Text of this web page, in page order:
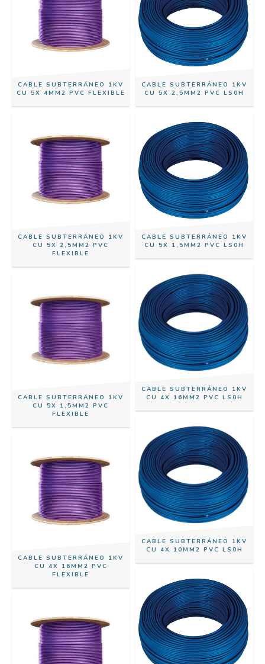
CABLE SUBTERRÁNEO 1KV
CU 5X 4MM2 PVC FLEXIBLE
CABLE SUBTERRÁNEO 1KV
CU 5X 2,5MM2 PVC LS0H
CABLE SUBTERRÁNEO 1KV
CU 5X 2,5MM2 PVC
FLEXIBLE
CABLE SUBTERRÁNEO 1KV
CU 5X 1,5MM2 PVC LS0H
CABLE SUBTERRÁNEO 1KV
CU 5X 1,5MM2 PVC
FLEXIBLE
CABLE SUBTERRÁNEO 1KV
CU 4X 16MM2 PVC LS0H
CABLE SUBTERRÁNEO 1KV
CU 4X 16MM2 PVC
FLEXIBLE
CABLE SUBTERRÁNEO 1KV
CU 4X 10MM2 PVC LS0H